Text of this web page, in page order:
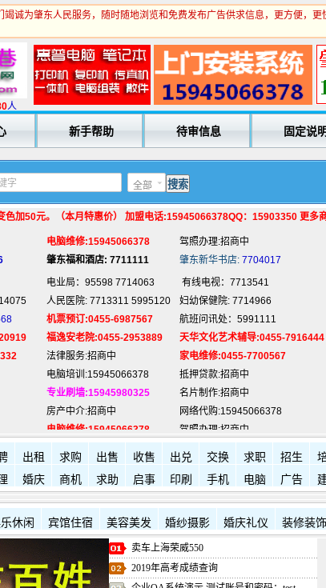
诚为肇东人民服务，随时随地浏览和免费发布广告供求信息，更方便，更
人
新手帮助 待审信息 固定说明
全部
色加50元。（本月特惠价） 加盟电话:15945066378QQ：15903350 更多
电业局：95598 7714063 有线电视：7713541
人民医院: 7713311 5995120 妇幼保健院: 7714966
机票预订:0455-6987567 航班问讯处：5991111
福逸安老院:0455-2953889 天华文化艺术辅导:0455-7916444
电脑培训:15945066378 抵押贷款:招商中
专业刷墙:15945980325 名片制作:招商中
电脑维修:15945066378 驾照办理:招商中
肇东福和酒店: 7711111 肇东新华书店: 7704017
电业局：95598 7714063 有线电视：7713541
人民医院: 7713311 5995120 妇幼保健院: 7714966
机票预订:0455-6987567 航班问讯处：5991111
福逸安老院:0455-2953889 天华文化艺术辅导:0455-7916444
法律服务:招商中 家电维修:0455-7700567
电脑培训:15945066378 抵押贷款:招商中
专业刷墙:15945980325 名片制作:招商中
房产中介:招商中 网络代购:15945066378
电脑维修:15945066378 驾照办理:招商中
肇东福和酒店: 7711111 肇东新华书店: 7704017
出租 求购 出售 收售 出兑 交换 求职 招生
婚庆 商机 求助 启事 印刷 手机 电脑 广告
休闲 宾馆住宿 美容美发 婚纱摄影 婚庆礼仪 装修装饰
卖车上海荣威550
2019年高考成绩查询